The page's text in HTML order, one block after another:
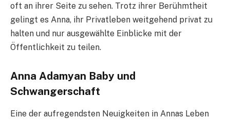
oft an ihrer Seite zu sehen. Trotz ihrer Berühmtheit
gelingt es Anna, ihr Privatleben weitgehend privat zu
halten und nur ausgewählte Einblicke mit der
Öffentlichkeit zu teilen.
Anna Adamyan Baby und
Schwangerschaft
Eine der aufregendsten Neuigkeiten in Annas Leben